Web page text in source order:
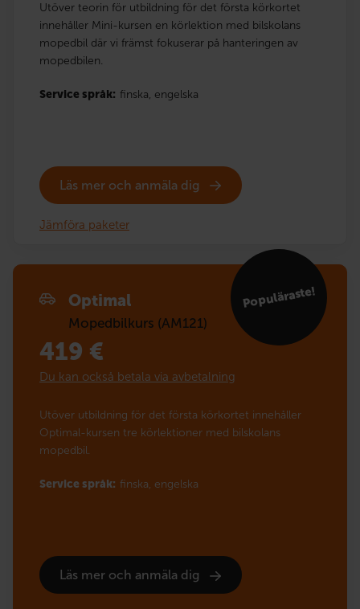
Utöver teorin för utbildning för det första körkortet
innehåller Mini-kursen en körlektion med bilskolans
mopedbil där vi främst fokuserar på hanteringen av
mopedbilen.
Service språk: finska, engelska
Läs mer och anmäla dig
Jämföra paketer
Optimal
Mopedbilkurs (AM121)
Populär­aste!
419 €
Du kan också betala via avbetalning
Utöver utbildning för det första körkortet innehåller
Optimal-kursen tre körlektioner med bilskolans
mopedbil.
Service språk: finska, engelska
Läs mer och anmäla dig